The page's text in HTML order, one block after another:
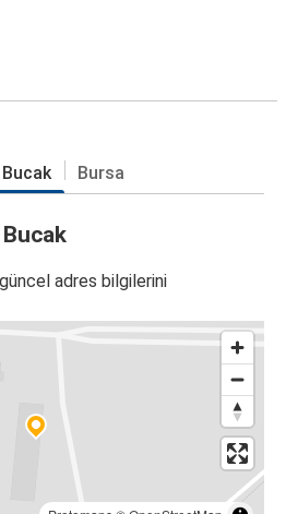
Bucak Bursa
adres bilgilerini